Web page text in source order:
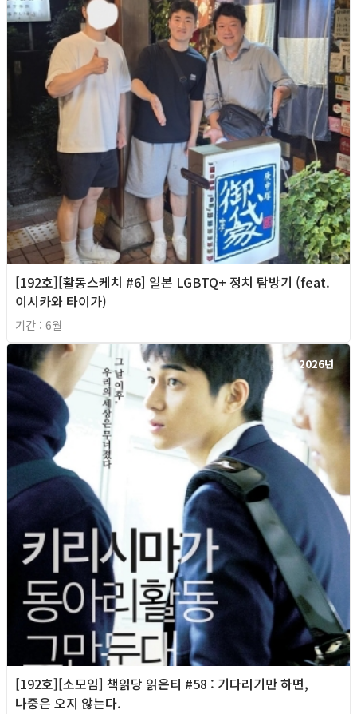
[192호][활동스케치 #6] 일본 LGBTQ+ 정치 탐방기 (feat.
이시카와 타이가)
기간 : 6월
2026년
[192호][소모임] 책읽당 읽은티 #58 : 기다리기만 하면,
나중은 오지 않는다.